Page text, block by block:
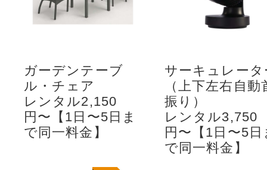
ガーデンテーブ
ル・チェア
レンタル2,150
円〜【1日〜5日ま
で同一料金】
サーキュレータ
（上下左右自動
振り）
レンタル3,750
円〜【1日〜5日
で同一料金】